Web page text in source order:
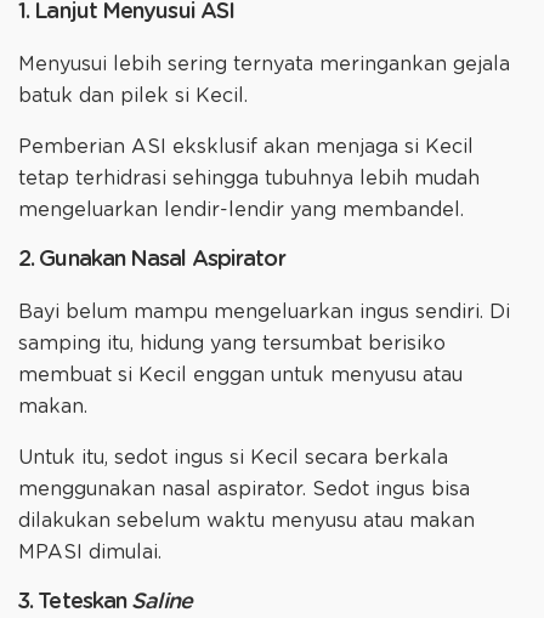
1. Lanjut Menyusui ASI
Menyusui lebih sering ternyata meringankan gejala
batuk dan pilek si Kecil.
Pemberian ASI eksklusif akan menjaga si Kecil
tetap terhidrasi sehingga tubuhnya lebih mudah
mengeluarkan lendir-lendir yang membandel.
2. Gunakan Nasal Aspirator
Bayi belum mampu mengeluarkan ingus sendiri. Di
samping itu, hidung yang tersumbat berisiko
membuat si Kecil enggan untuk menyusu atau
makan.
Untuk itu, sedot ingus si Kecil secara berkala
menggunakan nasal aspirator. Sedot ingus bisa
dilakukan sebelum waktu menyusu atau makan
MPASI dimulai.
3. Teteskan Saline